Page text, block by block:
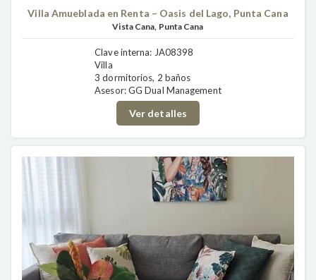
Villa Amueblada en Renta – Oasis del Lago, Punta Cana
Vista Cana, Punta Cana
Clave interna: JA08398
Villa
3 dormitorios, 2 baños
Asesor: GG Dual Management
Ver detalles